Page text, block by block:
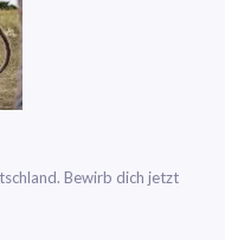
Bewirb dich jetzt